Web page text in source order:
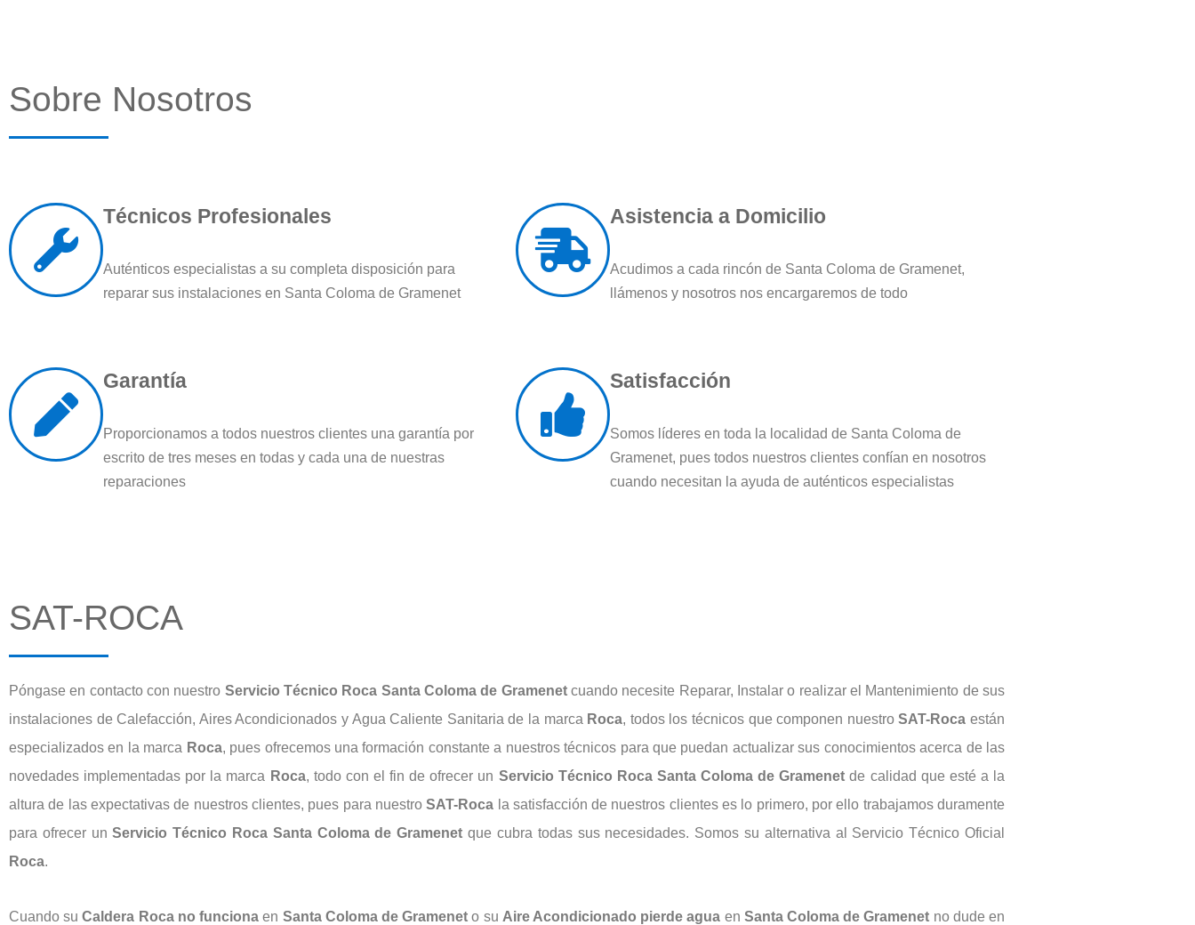
Sobre Nosotros
Técnicos Profesionales
Auténticos especialistas a su completa disposición para
reparar sus instalaciones en Santa Coloma de Gramenet
Asistencia a Domicilio
Acudimos a cada rincón de Santa Coloma de Gramenet,
llámenos y nosotros nos encargaremos de todo
Garantía
Proporcionamos a todos nuestros clientes una garantía por
escrito de tres meses en todas y cada una de nuestras
reparaciones
Satisfacción
Somos líderes en toda la localidad de Santa Coloma de
Gramenet, pues todos nuestros clientes confían en nosotros
cuando necesitan la ayuda de auténticos especialistas
SAT-ROCA
Póngase en contacto con nuestro Servicio Técnico Roca Santa Coloma de Gramenetcuando necesite Reparar, Instalar o realizar el Mantenimiento de sus
instalaciones de Calefacción, Aires Acondicionados y Agua Caliente Sanitaria de la marca Roca, todos los técnicos que componen nuestroSAT-Roca están
especializados en la marca Roca, pues ofrecemos una formación constante a nuestros técnicos para que puedan actualizar sus conocimientos acerca de las
novedades implementadas por la marca Roca, todo con el fin de ofrecer un Servicio Técnico Roca Santa Coloma de Gramenet de calidad que esté a la
altura de las expectativas de nuestros clientes, pues para nuestroSAT-Roca la satisfacción de nuestros clientes es lo primero, por ello trabajamos duramente
para ofrecer unServicio Técnico Roca Santa Coloma de Gramenet que cubra todas sus necesidades. Somos su alternativa al Servicio Técnico Oficial
Roca.
Cuando suCaldera Roca no funcionaen Santa Coloma de Gramenet o su Aire Acondicionado pierde agua en Santa Coloma de Gramenet no dude en